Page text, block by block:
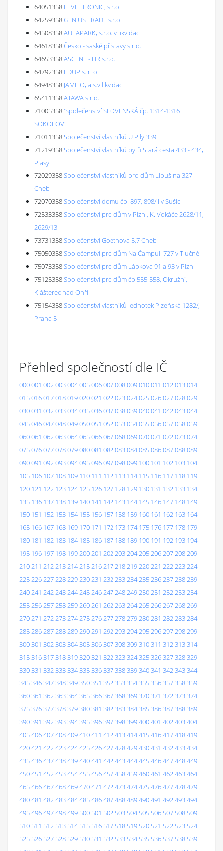
64051358 LEVELTRONIC, s.r.o.
64259358GENIUS TRADE s.r.o.
64508358AUTAPARK, s.r.o. v likvidaci
64618358Česko - saské přístavy s.r.o.
64653358ASCENT - HR s.r.o.
64792358 EDUP s. r. o.
64948358 JAMILO, a.s.v likvidaci
65411358ATAWA s.r.o.
71005358'Společenství SLOVENSKÁ čp. 1314-1316
SOKOLOV'
71011358Společenství vlastníků U Pily 339
71219358Společenství vlastníků bytů Stará cesta 433 - 434,
Plasy
72029358Společenství vlastníků pro dům Libušina 327
Cheb
72070358Společenství domu čp. 897, 898/II v Sušici
72533358Společenství pro dům v Plzni, K. Vokáče 2628/11,
2629/13
73731358Společenství Goethova 5,7 Cheb
75050358Společenství pro dům Na Čampuli 727 v Tlučné
75073358Společenství pro dům Lábkova 91 a 93 v Plzni
75125358Společenství pro dům čp.555-558, Okružní,
Klášterec nad Ohří
75154358Společenství vlastníků jednotek Plzeňská 1282/,
Praha 5
Přehled společností dle IČ
000001 002003004005006007008009010011 012013014
015016017018019020021 022023024025026027028029
030031 032033034035036037038039040041 042043044
045046047048049050051 052053054055056057058059
060061 062063064065066067068069070071 072073074
075076077078079080081 082083084085086087088089
090091 092093094095096097098099 100 101 102 103 104
105 106 107 108 109 110 111 112 113 114 115 116 117 118 119
120 121 122 123 124 125 126 127 128 129 130 131 132 133 134
135 136 137 138 139 140 141 142 143 144 145 146 147 148 149
150 151 152 153 154 155 156 157 158 159 160 161 162 163 164
165 166 167 168 169 170 171 172 173 174 175 176 177 178 179
180 181 182 183 184 185 186 187 188 189 190 191 192 193 194
195 196 197 198 199200201 202203204205206207208209
210211 212213214215216217218219220221 222223224
225226227228229230231 232233234235236237238239
240241 242243244245246247248249250251 252253254
255256257258259260261 262263264265266267268269
270271 272273274275276277278279280281 282283284
285286287288289290291 292293294295296297298299
300301 302303304305306307308309310311 312313314
315316317318319320321 322323324325326327328329
330331 332333334335336337338339340341 342343344
345346347348349350351 352353354355356357358359
360361 362363364365366367368369370371 372373374
375376377378379380381 382383384385386387388389
390391 392393394395396397398399400401 402403404
405406407408409410411 412413414415416417418419
420421 422423424425426427428429430431 432433434
435436437438439440441 442443444445446447448449
450451 452453454455456457458459460461 462463464
465466467468469470471 472473474475476477478479
480481 482483484485486487488489490491 492493494
495496497498499 500 501 502 503 504 505 506 507 508 509
510 511 512 513 514 515 516 517 518 519 520 521 522 523 524
525 526 527 528 529 530 531 532 533 534 535 536 537 538 539